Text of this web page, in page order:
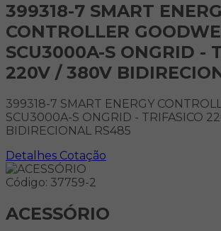
399318-7 SMART
CONTROLLER GOODWE
SCU3000A-S ONGRID -
220V / 380V
399318-7 SMART ENERGY
SCU3000A-S ONGRID - TRIFASICO
BIDIRECIONAL RS485
Detalhes Cotação
Código: 37759-2
ACESSÓRIO